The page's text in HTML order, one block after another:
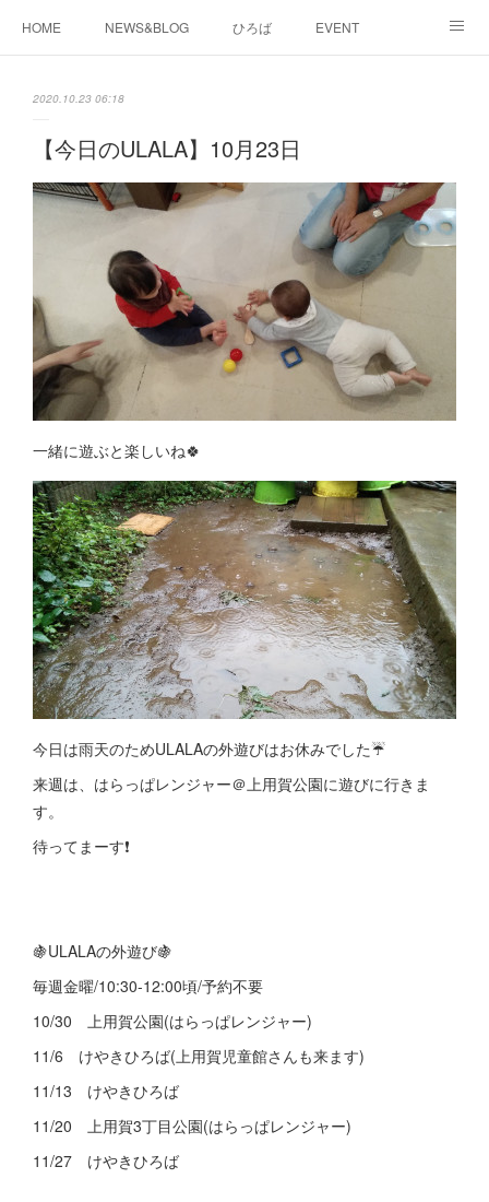
HOME NEWS&BLOG ひろば EVENT
2020.10.23 06:18
【今日のULALA】10月23日
一緒に遊ぶと楽しいね🍀
今日は雨天のためULALAの外遊びはお休みでした☔
来週は、はらっぱレンジャー＠上用賀公園に遊びに行きま
す。
待ってまーす❗
🍇ULALAの外遊び🍇
毎週金曜/10:30-12:00頃/予約不要
10/30 上用賀公園(はらっぱレンジャー)
11/6 けやきひろば(上用賀児童館さんも来ます)
11/13 けやきひろば
11/20 上用賀3丁目公園(はらっぱレンジャー)
11/27 けやきひろば